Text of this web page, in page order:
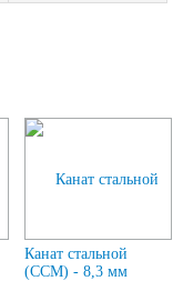
Канат стальной
(ССМ) - 8,3 мм